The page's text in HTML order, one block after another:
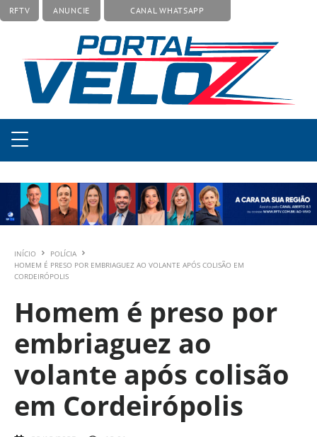
RFTV ANUNCIE CANAL WHATSAPP
INÍCIO
POLÍCIA
HOMEM É PRESO POR EMBRIAGUEZ AO VOLANTE APÓS COLISÃO EM
CORDEIRÓPOLIS
Homem é preso por
embriaguez ao
volante após colisão
em Cordeirópolis